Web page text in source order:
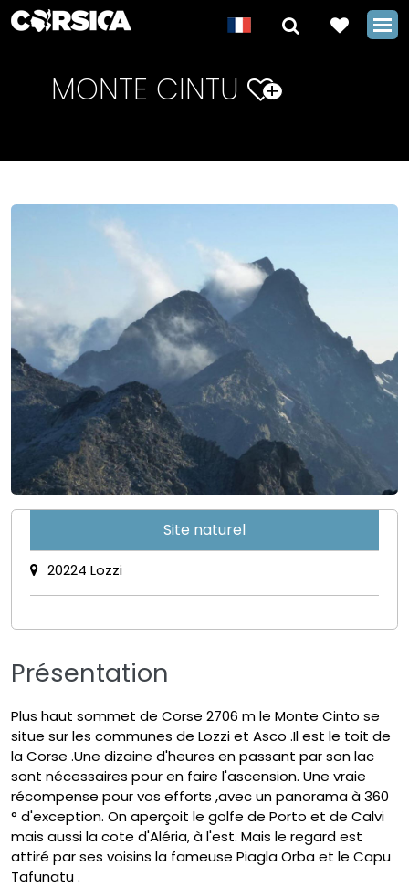
MONTE CINTU +
Site naturel
20224 Lozzi
Présentation
Plus haut sommet de Corse 2706 m le Monte Cinto se
situe sur les communes de Lozzi et Asco .Il est le toit de
la Corse .Une dizaine d'heures en passant par son lac
sont nécessaires pour en faire l'ascension. Une vraie
récompense pour vos efforts ,avec un panorama à 360
° d'exception. On aperçoit le golfe de Porto et de Calvi
mais aussi la cote d'Aléria, à l'est. Mais le regard est
attiré par ses voisins la fameuse Piagla Orba et le Capu
Tafunatu .